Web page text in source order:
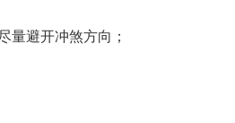
量避开冲煞方向；